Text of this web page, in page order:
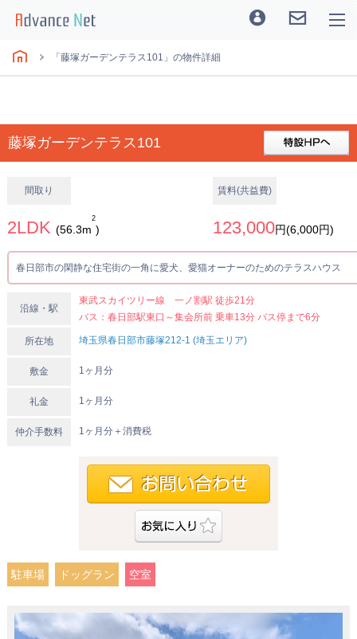
「藤塚ガーデンテラス101」の物件詳細
藤塚ガーデンテラス101
間取り 賃料(共益費)
2LDK (56.3m
2
) 123,000円(6,000円)
春日部市の閑静な住宅街の一角に愛犬、愛猫オーナーのためのテラスハウス
沿線・駅
東武スカイツリー線 一ノ割駅 徒歩21分
バス：春日部駅東口～集会所前 乗車13分 バス停まで6分
所在地 埼玉県春日部市藤塚212-1 (埼玉エリア)
敷金 1ヶ月分
礼金 1ヶ月分
仲介手数料 1ヶ月分＋消費税
駐車場 ドッグラン 空室